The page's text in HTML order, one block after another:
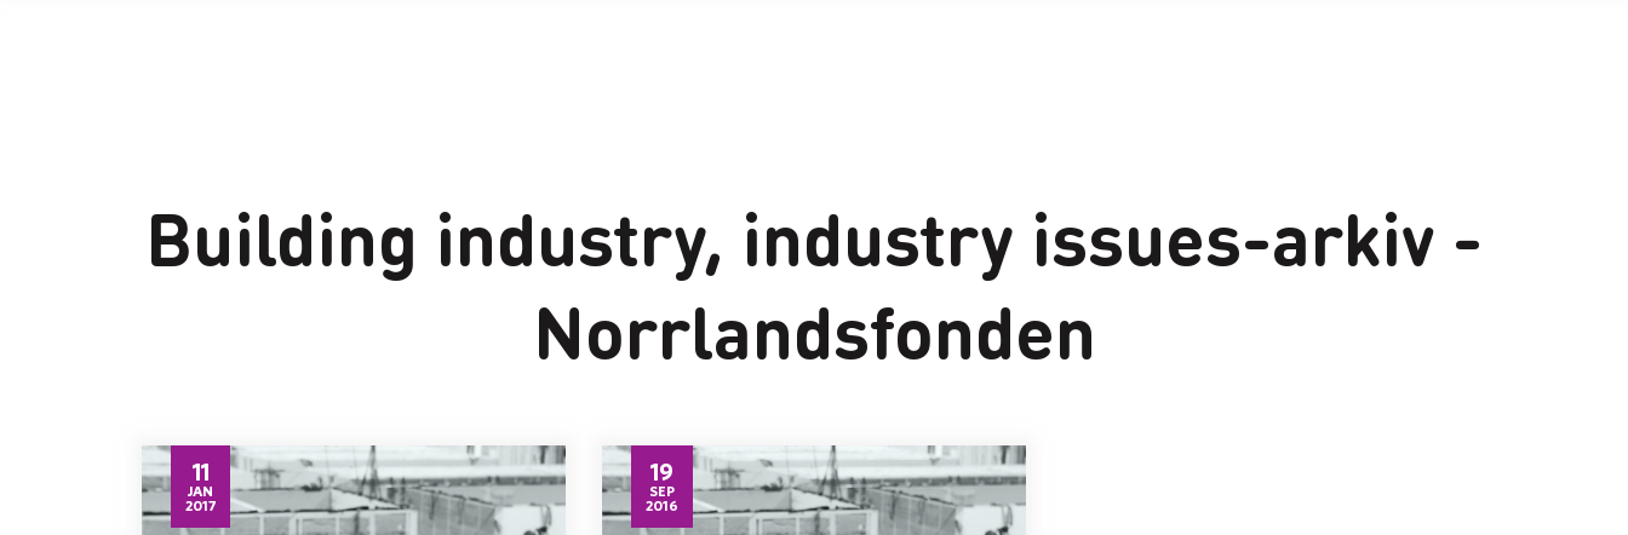
Building industry, industry issues-arkiv -
Norrlandsfonden
11
JAN
2017
19
SEP
2016